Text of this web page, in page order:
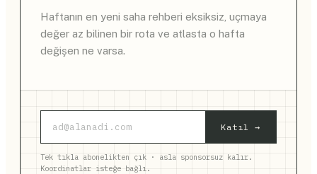
Haftanın en yeni saha rehberi eksiksiz, uçmaya
değer az bilinen bir rota ve atlasta o hafta
değişen ne varsa.
Katıl →
Tek tıkla abonelikten çık · asla sponsorsuz kalır.
Koordinatlar isteğe bağlı.